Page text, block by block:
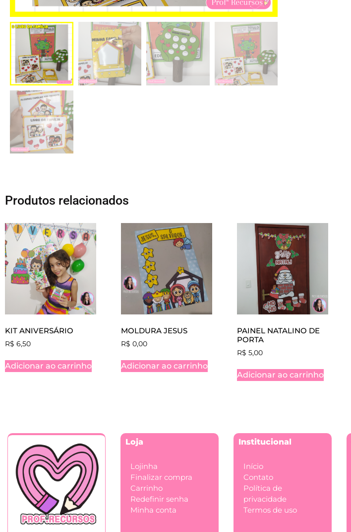
Produtos relacionados
KIT ANIVERSÁRIO
R$ 6,50
Adicionar ao carrinho
MOLDURA JESUS
R$ 0,00
Adicionar ao carrinho
PAINEL NATALINO DE
PORTA
R$ 5,00
Adicionar ao carrinho
Loja
Lojinha
Finalizar compra
Carrinho
Redefinir senha
Minha conta
Institucional
Início
Contato
Política de
privacidade
Termos de uso